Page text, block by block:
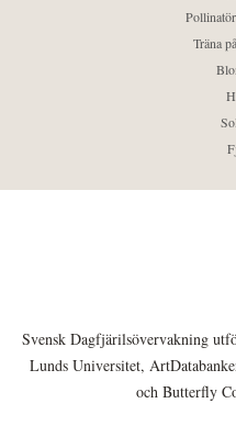
Träna
Svensk Dagfjärilsövervakning
Lunds Universitet,
och Butterfly